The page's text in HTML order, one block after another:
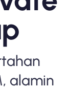
alamin